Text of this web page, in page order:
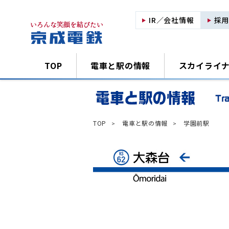
IR／会社情報 採
TOP 電車と駅の情報 スカイライ
TOP 電車と駅の情報 学園前駅